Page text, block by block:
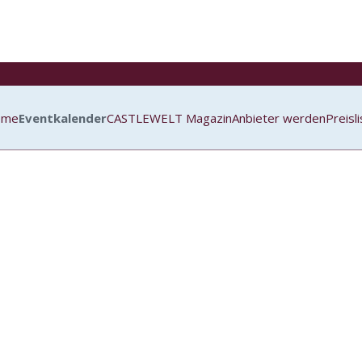
EventkalenderCASTLEWELT MagazinAnbieter werden